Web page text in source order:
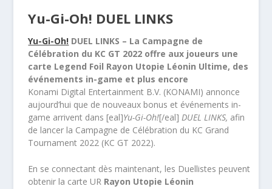
Yu-Gi-Oh! DUEL LINKS
Yu-Gi-Oh! DUEL LINKS – La Campagne de
Célébration du KC GT 2022 offre aux joueurs une
carte Legend Foil Rayon Utopie Léonin Ultime, des
événements in-game et plus encore
Konami Digital Entertainment B.V. (KONAMI) annonce
aujourd’hui que de nouveaux bonus et événements in-
game arrivent dans [eal]Yu-Gi-Oh![/eal] DUEL LINKS, afin
de lancer la Campagne de Célébration du KC Grand
Tournament 2022 (KC GT 2022).
En se connectant dès maintenant, les Duellistes peuvent
obtenir la carte UR Rayon Utopie Léonin